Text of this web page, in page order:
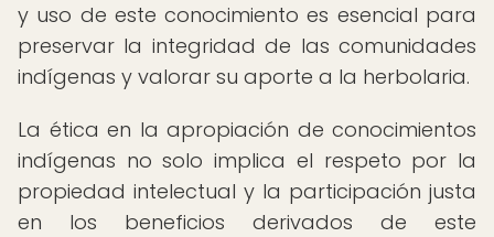
y uso de este conocimiento es esencial para
preservar la integridad de las comunidades
indígenas y valorar su aporte a la herbolaria.
La ética en la apropiación de conocimientos
indígenas no solo implica el respeto por la
propiedad intelectual y la participación justa
en los beneficios derivados de este